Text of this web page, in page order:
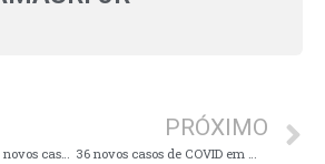
Juruaia registrou 17 novos casos positivos de COVID na última semana
PRÓXIMO
36 novos casos de COVID em Muzambinho na última semana